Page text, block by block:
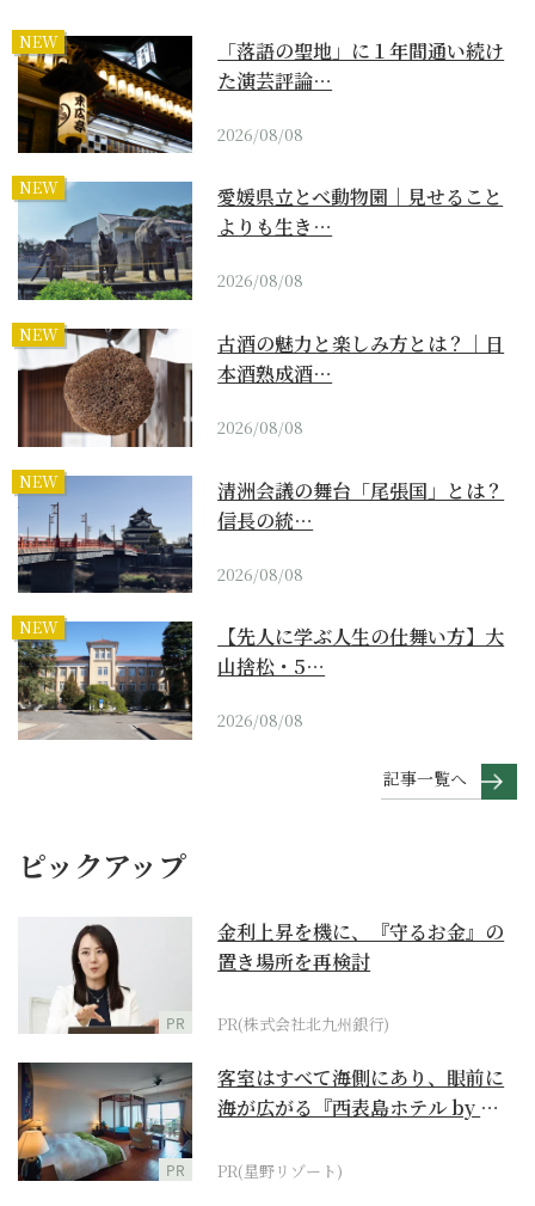
NEW
「落語の聖地」に１年間通い続け
た演芸評論…
2026/08/08
NEW
愛媛県立とべ動物園｜見せること
よりも生き…
2026/08/08
NEW
古酒の魅力と楽しみ方とは？｜日
本酒熟成酒…
2026/08/08
NEW
清洲会議の舞台「尾張国」とは？
信長の統…
2026/08/08
NEW
【先人に学ぶ人生の仕舞い方】大
山捨松・5…
2026/08/08
記事一覧へ
ピックアップ
PR
金利上昇を機に、『守るお金』の
置き場所を再検討
PR(株式会社北九州銀行)
PR
客室はすべて海側にあり、眼前に
海が広がる『西表島ホテル by 星
PR(星野リゾート)